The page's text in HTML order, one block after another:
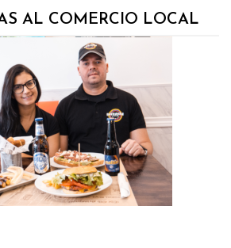
AL COMERCIO LOCAL